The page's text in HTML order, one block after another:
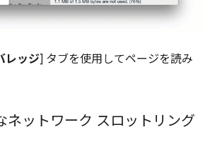
レッジ] タブを使用してページを読み
ネットワーク スロットリング